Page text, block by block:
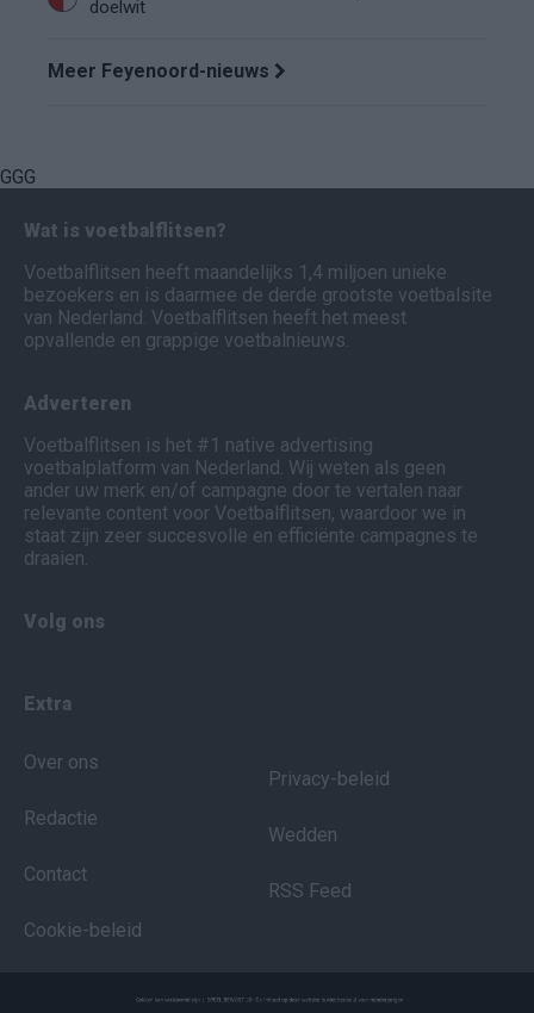
doelwit
Meer Feyenoord-nieuws
GGG
Wat is voetbalflitsen?
Voetbalflitsen heeft maandelijks 1,4 miljoen unieke
bezoekers en is daarmee de derde grootste voetbalsite
van Nederland. Voetbalflitsen heeft het meest
opvallende en grappige voetbalnieuws.
Adverteren
Voetbalflitsen is het #1 native advertising
voetbalplatform van Nederland. Wij weten als geen
ander uw merk en/of campagne door te vertalen naar
relevante content voor Voetbalflitsen, waardoor we in
staat zijn zeer succesvolle en efficiënte campagnes te
draaien.
Volg ons
Extra
Over ons
Redactie
Contact
Cookie-beleid
Privacy-beleid
Wedden
RSS Feed